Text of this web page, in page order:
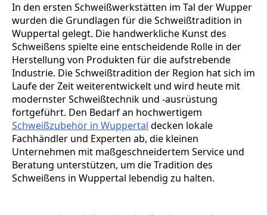
In den ersten Schweißwerkstätten im Tal der Wupper
wurden die Grundlagen für die Schweißtradition in
Wuppertal gelegt. Die handwerkliche Kunst des
Schweißens spielte eine entscheidende Rolle in der
Herstellung von Produkten für die aufstrebende
Industrie. Die Schweißtradition der Region hat sich im
Laufe der Zeit weiterentwickelt und wird heute mit
modernster Schweißtechnik und -ausrüstung
fortgeführt. Den Bedarf an hochwertigem
Schweißzubehör in Wuppertal decken lokale
Fachhändler und Experten ab, die kleinen
Unternehmen mit maßgeschneidertem Service und
Beratung unterstützen, um die Tradition des
Schweißens in Wuppertal lebendig zu halten.